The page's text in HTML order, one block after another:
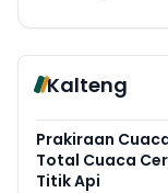
Kalteng
Prakiraan
Total Cuaca
Titik Api